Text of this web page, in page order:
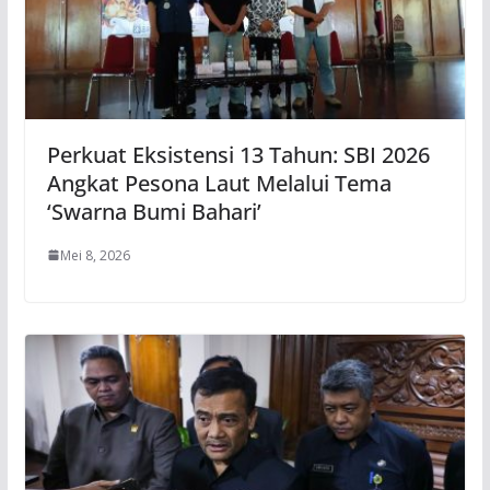
Perkuat Eksistensi 13 Tahun: SBI 2026
Angkat Pesona Laut Melalui Tema
‘Swarna Bumi Bahari’
Mei 8, 2026